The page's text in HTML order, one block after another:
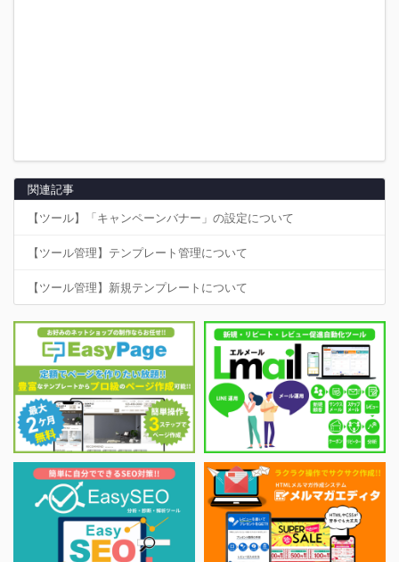
関連記事
【ツール】「キャンペーンバナー」の設定について
【ツール管理】テンプレート管理について
【ツール管理】新規テンプレートについて